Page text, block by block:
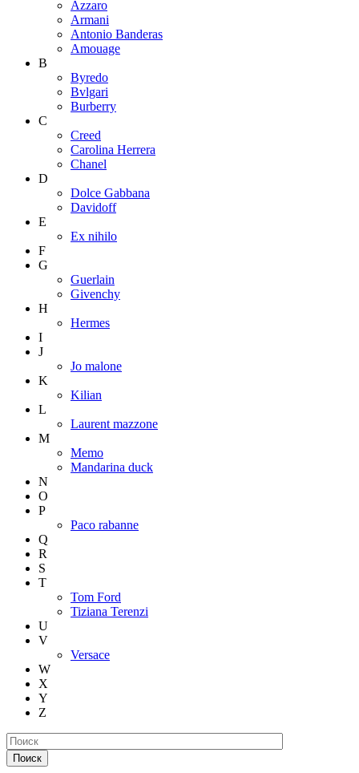
Azzaro
Armani
Antonio Banderas
Amouage
B
Byredo
Bvlgari
Burberry
C
Creed
Carolina Herrera
Chanel
D
Dolce Gabbana
Davidoff
E
Ex nihilo
F
G
Guerlain
Givenchy
H
Hermes
I
J
Jo malone
K
Kilian
L
Laurent mazzone
M
Memo
Mandarina duck
N
O
P
Paco rabanne
Q
R
S
T
Tom Ford
Tiziana Terenzi
U
V
Versace
W
X
Y
Z
Поиск